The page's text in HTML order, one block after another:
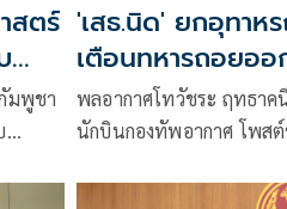
สตร์
มพูชา
'เสธ.นิด' ยกอุทาห
เตือนทหารถอยอ
เป็นการยอมแพ้
พลอากาศโทวัชระ ฤทธา
นักบินกองทัพอากาศ โพสต์ข้อ
“ผิดต่อรัฐธรรมนูญอย่าง